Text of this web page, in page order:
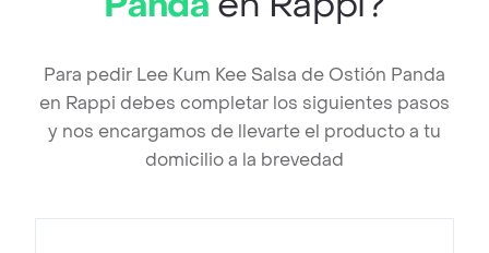
Para pedir Lee Kum Kee Salsa de Ostión Panda
en Rappi debes completar los siguientes pasos
y nos encargamos de llevarte el producto a tu
domicilio a la brevedad